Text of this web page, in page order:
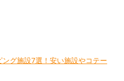
グ施設7選！安い施設やコテー